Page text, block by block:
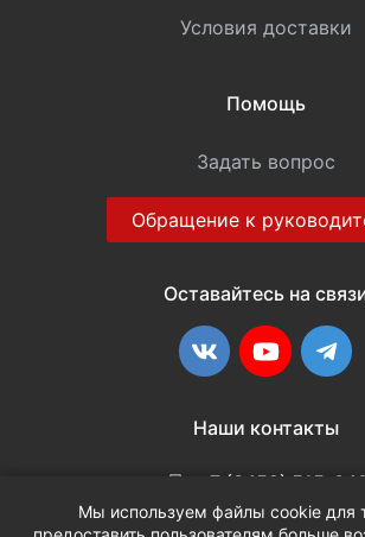
Мы используем файлы cookie для
Условия доставки
Помощь
Задать вопрос
Обращение к
Оставайтесь на
ВКонтакте
YouTube
Наши контакты
+7 (3452) 515-048